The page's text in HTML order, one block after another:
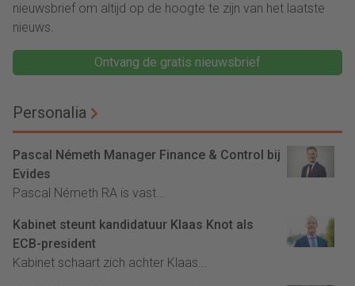
nieuwsbrief om altijd op de hoogte te zijn van het laatste
nieuws.
Ontvang de gratis nieuwsbrief
Personalia
Pascal Németh Manager Finance & Control bij
Evides
Pascal Németh RA is vast...
Kabinet steunt kandidatuur Klaas Knot als
ECB-president
Kabinet schaart zich achter Klaas...